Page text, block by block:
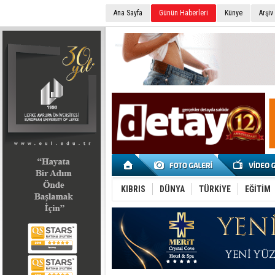
Ana Sayfa Günün Haberleri Künye Arşiv
KIBRIS DÜNYA TÜRKİYE EĞİTİM